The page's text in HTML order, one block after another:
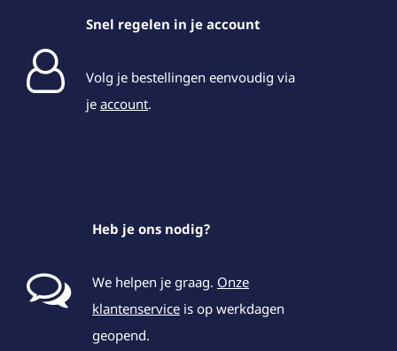
Snel regelen in je account
Volg je bestellingen eenvoudig via
je account.
Heb je ons nodig?
We helpen je graag. Onze
klantenservice is op werkdagen
geopend.